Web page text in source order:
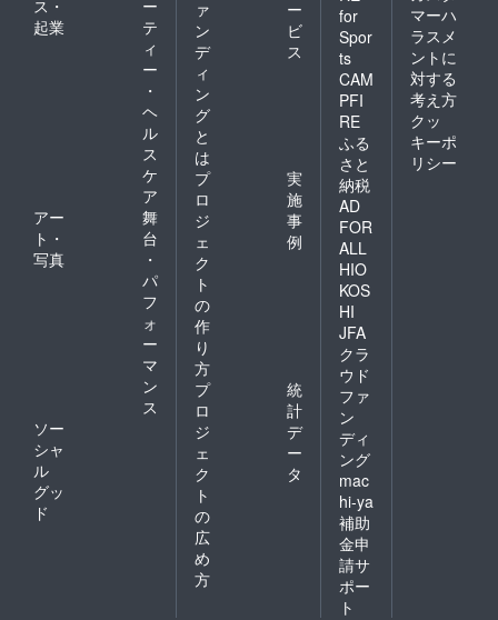
ス・
起業
ー
テ
ィ
ー
・
ヘ
ル
ス
ケ
ア
アー
ト・
写真
舞
台
・
パ
フ
ォ
ー
マ
ン
ス
ソー
シャ
ル
グッ
ド
ァ
ン
デ
ィ
ン
グ
と
は
ー
ビ
ス
プ
ロ
ジ
ェ
ク
ト
の
作
り
方
実
施
事
例
プ
ロ
ジ
ェ
ク
ト
の
広
め
方
統
計
デ
ー
タ
for
Spor
ts
CAM
PFI
RE
ふる
さと
納税
AD
FOR
ALL
HIO
KOS
HI
JFA
クラ
ウド
ファ
ン
ディ
ング
mac
hi-ya
補助
金申
請サ
ポー
ト
マーハ
ラスメ
ントに
対する
考え方
クッ
キーポ
リシー